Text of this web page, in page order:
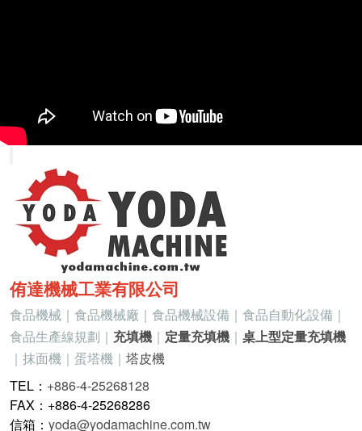
侑達機械工業有限公司
食品機械｜食品機械廠｜食品機械設備｜食品自動化設備｜
食品生產線規劃｜ 充填機 ｜ 定量充填機 ｜ 桌上型定量充填機
｜抹面機｜蛋塔機｜ 塔皮機
TEL： +886-4-25268128
FAX：+886-4-25268286
信箱： yoda@yodamachine.com.tw